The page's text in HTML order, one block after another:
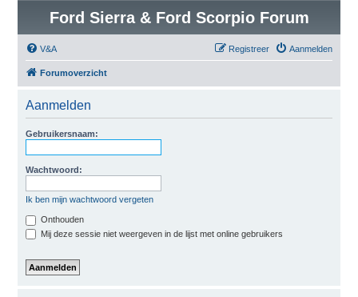
Ford Sierra & Ford Scorpio Forum
V&A Aanmelden
Registreer
Forumoverzicht
Aanmelden
Gebruikersnaam:
Wachtwoord:
Ik ben mijn wachtwoord vergeten
Onthouden
Mij deze sessie niet weergeven in de lijst met online gebruikers